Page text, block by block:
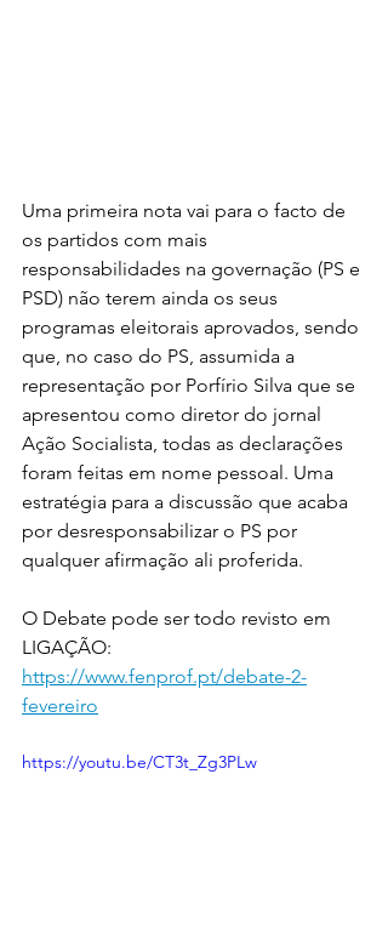
Uma primeira nota vai para o facto de
os partidos com mais
responsabilidades na governação (PS e
PSD) não terem ainda os seus
programas eleitorais aprovados, sendo
que, no caso do PS, assumida a
representação por Porfírio Silva que se
apresentou como diretor do jornal
Ação Socialista, todas as declarações
foram feitas em nome pessoal. Uma
estratégia para a discussão que acaba
por desresponsabilizar o PS por
qualquer afirmação ali proferida.
O Debate pode ser todo revisto em
LIGAÇÃO:
https://www.fenprof.pt/debate-2-
fevereiro
https://youtu.be/CT3t_Zg3PLw